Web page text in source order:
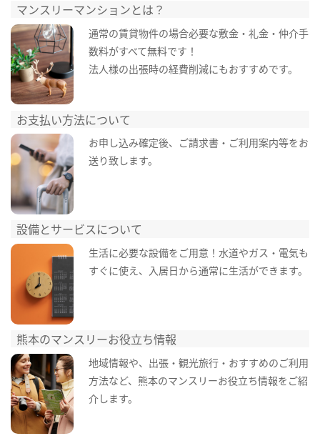
マンスリーマンションとは？
通常の賃貸物件の場合必要な敷金・礼金・仲介手
数料がすべて無料です！
法人様の出張時の経費削減にもおすすめです。
お支払い方法について
お申し込み確定後、ご請求書・ご利用案内等をお
送り致します。
設備とサービスについて
生活に必要な設備をご用意！水道やガス・電気も
すぐに使え、入居日から通常に生活ができます。
熊本のマンスリーお役立ち情報
地域情報や、出張・観光旅行・おすすめのご利用
方法など、熊本のマンスリーお役立ち情報をご紹
介します。